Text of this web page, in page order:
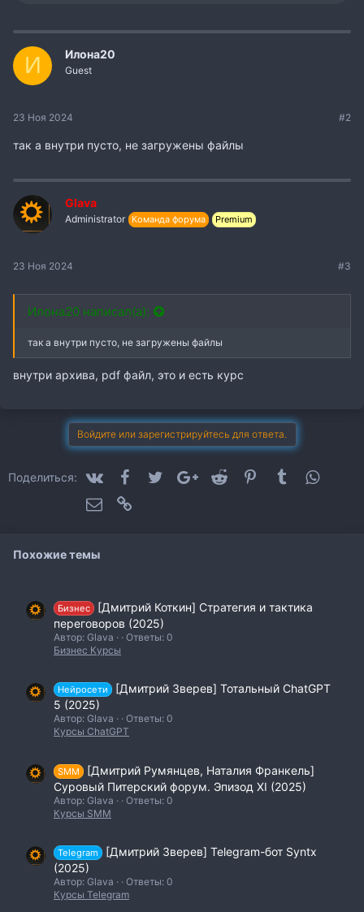
и
И Илона20
Guest
23 Ноя 2024 #2
так а внутри пусто, не загружены файлы
Glava
Administrator Команда форума Premium
23 Ноя 2024 #3
Илона20 написал(а):
так а внутри пусто, не загружены файлы
внутри архива, pdf файл, это и есть курс
Войдите или зарегистрируйтесь для ответа.
Поделиться: VK FacebookTwitterGoogle+Reddit PinterestTumblr
Электронная почта
Похожие темы
Бизнес
[Дмитрий Коткин] Стратегия и тактика
переговоров (2025)
Автор: Glava
Ответы: 0
Бизнес Курсы
Нейросети
[Дмитрий Зверев] Тотальный ChatGPT
5 (2025)
Автор: Glava
Ответы: 0
Курсы ChatGPT
SMM
[Дмитрий Румянцев, Наталия Франкель]
Суровый Питерский форум. Эпизод XI (2025)
Автор: Glava
Ответы: 0
Курсы SMM
Telegram
[Дмитрий Зверев] Telegram-бот Syntx
(2025)
Автор: Glava
Ответы: 0
Курсы Telegram